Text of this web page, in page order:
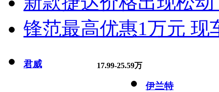
锋范最高优惠1万元 现
君威 17.99-25.59万
伊兰特